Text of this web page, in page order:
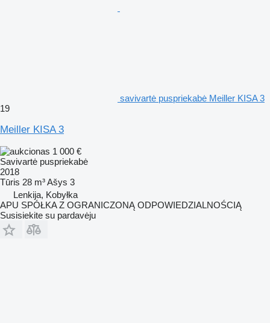
savivartė puspriekabė Meiller KISA 3
19
Meiller KISA 3
1 000 €
Savivartė puspriekabė
2018
Tūris 28 m³Ašys 3
Lenkija, Kobyłka
APU SPÓŁKA Z OGRANICZONĄ ODPOWIEDZIALNOŚCIĄ
Susisiekite su pardavėju